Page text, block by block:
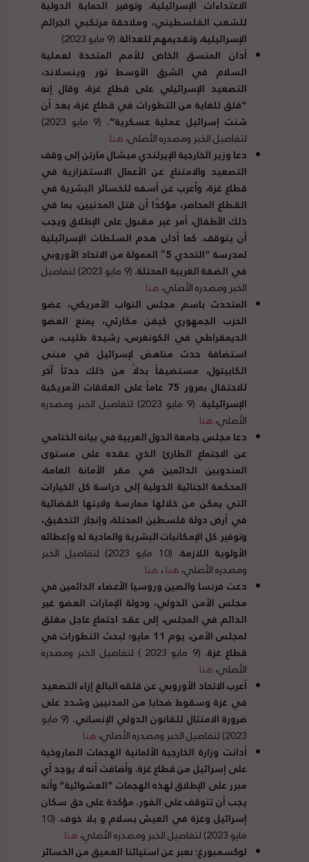
الاعتداءات الإسرائيلية، وتوفير الحماية الدولية
للشعب الفلسطيني، وملاحقة مرتكبي الجرائم
الإسرائيلية، وتقديمهم للعدالة.(9 مايو 2023)
أدان المنسق الخاص للأمم المتحدة لعملية
السلام في الشرق الأوسط تور وينسلاند،
التصعيد الإسرائيلي على قطاع غزة، وقال إنه
“قلق للغاية من التطورات في قطاع غزة، بعد أن
شنت إسرائيل عملية عسكرية“.
(9 مايو 2023)
لتفاصيل الخبر ومصدره الأصلي،هنا
دعا وزير الخارجية الإيرلندي ميشال مارتن إلى وقف
التصعيد والامتناع عن الأعمال الاستفزازية في
قطاع غزة، وأعرب عن أسفه للخسائر البشرية في
القطاع المحاصر، مؤكدًا أن قتل المدنيين، بما في
ذلك الأطفال، أمر غير مقبول على الإطلاق ويجب
أن يتوقف. كما أدان هدم السلطات الإسرائيلية
لمدرسة“التحدي 5″ الممولة من الاتحاد الأوروبي
في الضفة الغربية المحتلة.
(9 مايو 2023) لتفاصيل
الخبر ومصدره الأصلي،هنا
المتحدث باسم مجلس النواب الأمريكي، عضو
الحزب الجمهوري كيفن مكارثي، يمنع العضو
الديمقراطي في الكونغرس، رشيدة طليب، من
استضافة حدث مناهض لإسرائيل في مبنى
الكابيتول، مستضيفاً بدلاً من ذلك حدثاً آخر
للاحتفال بمرور 75 عاماً على العلاقات الأمريكية
الإسرائيلية.
(9 مايو 2023) لتفاصيل الخبر ومصدره
الأصلي،هنا
دعا مجلس جامعة الدول العربية في بيانه الختامي
عن الاجتماع الطارئ الذي عقده على مستوى
المندوبين الدائمين في مقر الأمانة العامة،
المحكمة الجنائية الدولية إلى دراسة كل الخيارات
التي يمكن من خلالها ممارسة ولايتها القضائية
في أرض دولة فلسطين المحتلة، وإنجاز التحقيق،
وتوفير كل الإمكانيات البشرية والمادية له وإعطائه
الأولوية اللازمة.
(10 مايو 2023) لتفاصيل الخبر
ومصدره الأصلي،هنا،هنا
دعت فرنسا والصين وروسيا الأعضاء الدائمين في
مجلس الأمن الدولي، ودولة الإمارات العضو غير
الدائم في المجلس، إلى عقد اجتماع عاجل مغلق
لمجلس الأمن، يوم 11 مايو؛ لبحث التطورات في
قطاع غزة.
(9 مايو 2023 ) لتفاصيل الخبر ومصدره
الأصلي،هنا
أعرب الاتحاد الأوروبي عن قلقه البالغ إزاء التصعيد
في غزة وسقوط ضحايا من المدنيين وشدد على
ضرورة الامتثال للقانون الدولي الإنساني.
(9 مايو
2023) لتفاصيل الخبر ومصدره الأصلي،
هنا
أدانت وزارة الخارجية الألمانية الهجمات الصاروخية
على إسرائيل من قطاع غزة. وأضافت أنه لا يوجد أي
مبرر على الإطلاق لهذه الهجمات“العشوائية”وأنه
يجب أن تتوقف على الفور.مؤكدة على حق سكان
إسرائيل وغزة في العيش بسلام و بلا خوف.
(10
مايو 2023) لتفاصيل الخبر ومصدره الأصلي،
هنا
لوكسمبورغ:نعبر عن استيائنا العميق من الخسائر